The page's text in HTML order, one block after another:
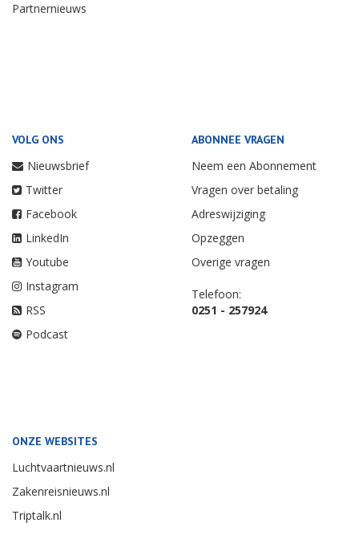
Partnernieuws
VOLG ONS
Nieuwsbrief
Twitter
Facebook
LinkedIn
Youtube
Instagram
RSS
Podcast
ABONNEE VRAGEN
Neem een Abonnement
Vragen over betaling
Adreswijziging
Opzeggen
Overige vragen
Telefoon:
0251 - 257924
ONZE WEBSITES
Luchtvaartnieuws.nl
Zakenreisnieuws.nl
Triptalk.nl